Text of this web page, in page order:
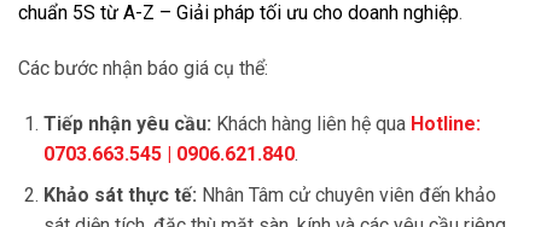
chuẩn 5S từ A-Z – Giải pháp tối ưu cho doanh nghiệp.
Các bước nhận báo giá cụ thể:
Tiếp nhận yêu cầu: Khách hàng liên hệ qua Hotline:
0703.663.545 | 0906.621.840.
Khảo sát thực tế: Nhân Tâm cử chuyên viên đến khảo